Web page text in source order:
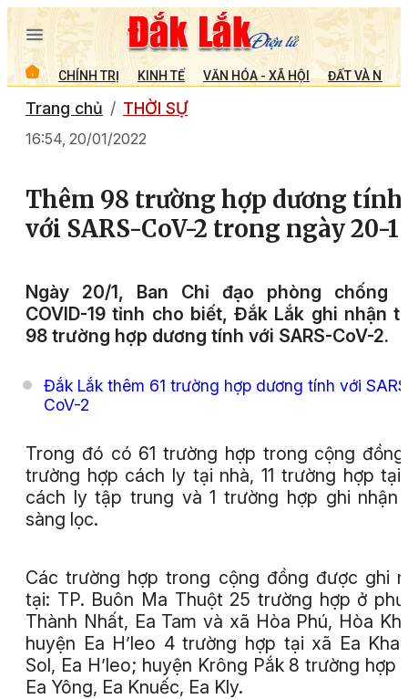
CHÍNH TRỊ KINH TẾ VĂN HÓA - XÃ HỘI ĐẤT VÀ
Trang chủ THỜI SỰ
16:54, 20/01/2022
Thêm 98 trường hợp dương tính
với SARS-CoV-2 trong ngày 20-1
Ngày 20/1, Ban Chỉ đạo phòng chống
COVID-19 tỉnh cho biết, Đắk Lắk ghi nhận
98 trường hợp dương tính với SARS-CoV-2.
Đắk Lắk thêm 61 trường hợp dương tính với
CoV-2
Trong đó có 61 trường hợp trong cộng
trường hợp cách ly tại nhà, 11 trường hợp tại
cách ly tập trung và 1 trường hợp ghi nhận
sàng lọc.
Các trường hợp trong cộng đồng được ghi
tại: TP. Buôn Ma Thuột 25 trường hợp ở
Thành Nhất, Ea Tam và xã Hòa Phú, Hòa
huyện Ea H’leo 4 trường hợp tại xã Ea
Sol, Ea H’leo; huyện Krông Pắk 8 trường hợp
Ea Yông, Ea Knuếc, Ea Kly.